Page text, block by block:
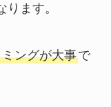
ます。
ングが大事で